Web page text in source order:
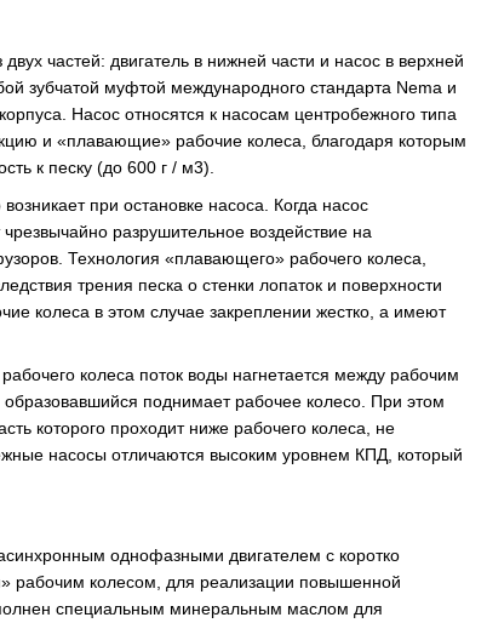
частей: двигатель в нижней части и насос в верхней
зубчатой ​​муфтой международного стандарта Nema и
Насос относятся к насосам центробежного типа
и «плавающие» рабочие колеса, благодаря которым
к песку (до 600 г / м3).
при остановке насоса. Когда насос
разрушительное воздействие на
Технология «плавающего» рабочего колеса,
трения песка о стенки лопаток и поверхности
колеса в этом случае закреплении жестко, а имеют
колеса поток воды нагнетается между рабочим
поднимает рабочее колесо. При этом
которого проходит ниже рабочего колеса, не
насосы отличаются высоким уровнем КПД, который
однофазными двигателем с коротко
рабочим колесом, для реализации повышенной
специальным минеральным маслом для